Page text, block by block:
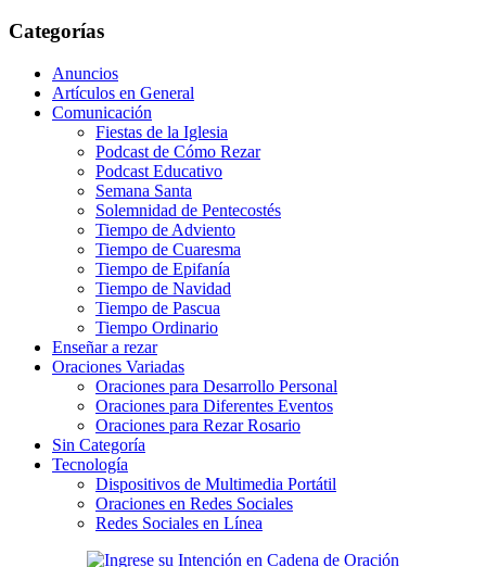
Categorías
Anuncios
Artículos en General
Comunicación
Fiestas de la Iglesia
Podcast de Cómo Rezar
Podcast Educativo
Semana Santa
Solemnidad de Pentecostés
Tiempo de Adviento
Tiempo de Cuaresma
Tiempo de Epifanía
Tiempo de Navidad
Tiempo de Pascua
Tiempo Ordinario
Enseñar a rezar
Oraciones Variadas
Oraciones para Desarrollo Personal
Oraciones para Diferentes Eventos
Oraciones para Rezar Rosario
Sin Categoría
Tecnología
Dispositivos de Multimedia Portátil
Oraciones en Redes Sociales
Redes Sociales en Línea